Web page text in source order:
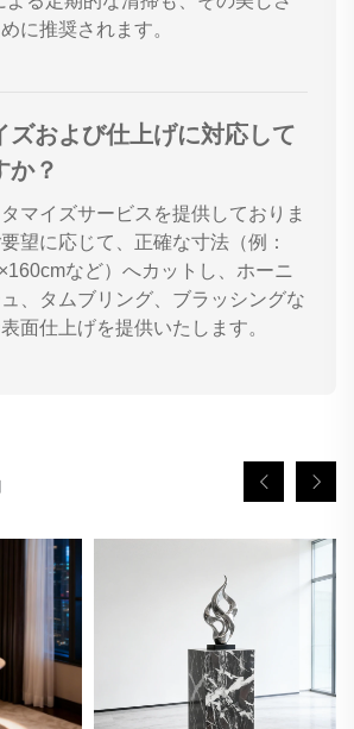
に推奨されます。
ズおよび仕上げに対応して
か？
マイズサービスを提供しておりま
望に応じて、正確な寸法（例：
など）へカットし、ホーニ
、タムブリング、ブラッシングな
面仕上げを提供いたします。